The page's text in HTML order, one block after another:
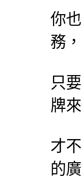
你
務，
只
牌
才
的